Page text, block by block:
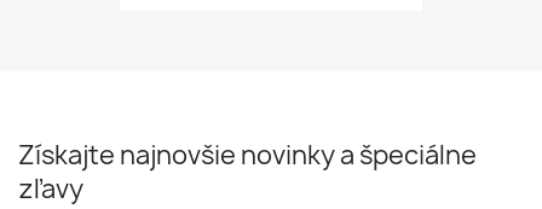
Získajte najnovšie novinky a špeciálne
zľavy